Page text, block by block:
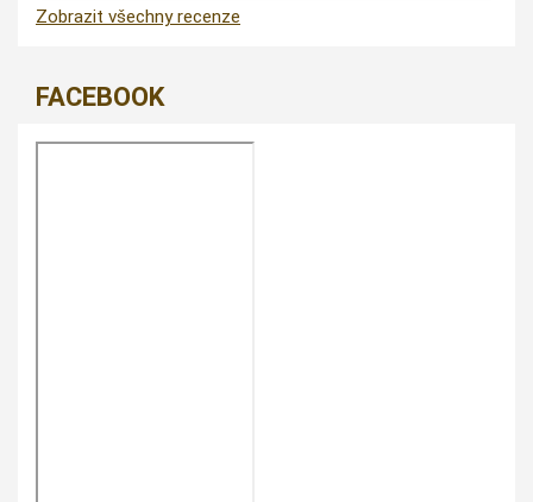
Zobrazit všechny recenze
FACEBOOK